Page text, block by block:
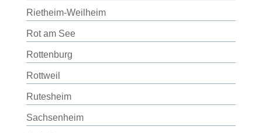
Rietheim-Weilheim
Rot am See
Rottenburg
Rottweil
Rutesheim
Sachsenheim